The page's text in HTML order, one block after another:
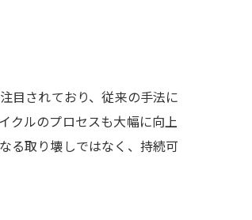
目されており、従来の手法に
クルのプロセスも大幅に向上
る取り壊しではなく、持続可